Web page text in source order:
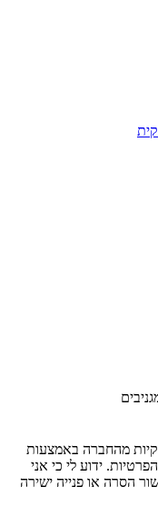
מהחברה באמצעות
ידוע לי כי אני
הסרה או פנייה ישירה